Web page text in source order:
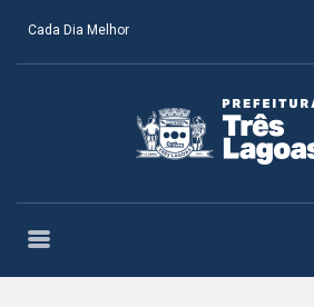
Cada Dia Melhor